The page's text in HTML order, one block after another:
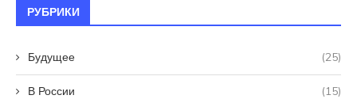
РУБРИКИ
Будущее (25)
В России (15)